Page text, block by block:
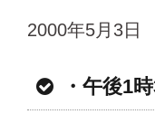
2000年5月3日
・午後1